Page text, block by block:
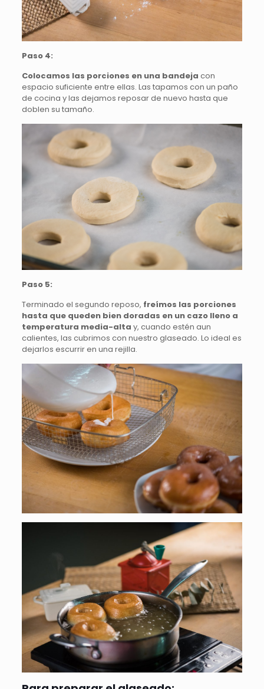
Paso 4:
Colocamos las porciones en una bandeja con
espacio suficiente entre ellas. Las tapamos con un paño
de cocina y las dejamos reposar de nuevo hasta que
doblen su tamaño.
Paso 5:
Terminado el segundo reposo, freímos las porciones
hasta que queden bien doradas en un cazo lleno a
temperatura media-alta y, cuando estén aun
calientes, las cubrimos con nuestro glaseado. Lo ideal es
dejarlos escurrir en una rejilla.